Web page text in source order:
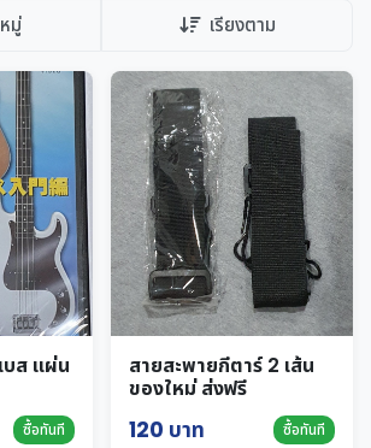
มู่ เรียงตาม
บส แผ่น
ซื้อทันที
สายสะพายกีตาร์ 2 เส้น
ของใหม่ ส่งฟรี
120 บาท ซื้อทันที